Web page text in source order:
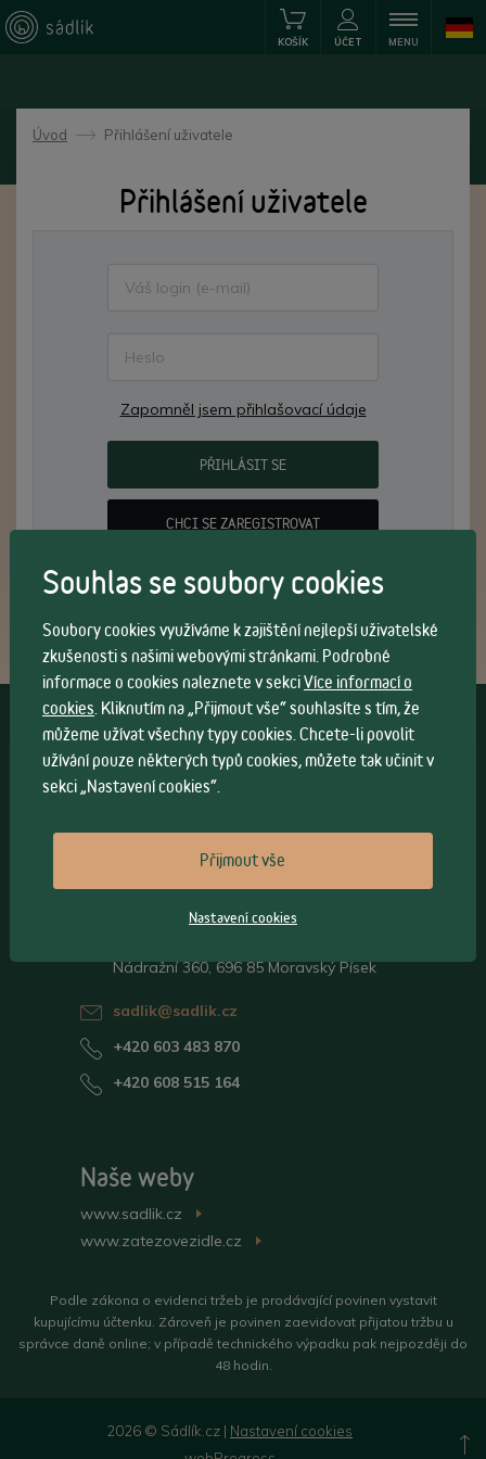
KOŠÍK ÚČET MENU
Úvod
->
Přihlášení uživatele
Přihlášení uživatele
Zapomněl jsem přihlašovací údaje
PŘIHLÁSIT SE
CHCI SE ZAREGISTROVAT
Vše o nákupu
Všeobecné obchodnípodmínky
Možnosti osobníhoodběru
>
Nádražní 360, 696 85 Moravský Písek
sadlik@sadlik.cz
+420 603 483 870
+420 608 515 164
Naše weby
www.sadlik.cz
www.zatezovezidle.cz
Podle zákona o evidenci tržeb je prodávající povinen vystavit
kupujícímu účtenku. Zároveň je povinen zaevidovat přijatou tržbu u
správce daně online; v případě technického výpadku pak nejpozději do
48 hodin.
2026 © Sádlík.cz | Nastavení cookies
Souhlas se soubory cookies
Soubory cookies využíváme k zajištění nejlepší uživatelské
zkušenosti s našimi webovými stránkami. Podrobné
informace o cookies naleznete v sekciVíce informací o
cookies. Kliknutím na „Přijmout vše“ souhlasíte s tím, že
můžeme užívat všechny typy cookies. Chcete-li povolit
užívání pouze některých typů cookies, můžete tak učinit v
sekci „Nastavení cookies“.
Přijmout vše
Nastavení cookies